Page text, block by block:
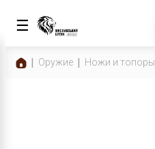
☰
Оружие Ножи и топоры